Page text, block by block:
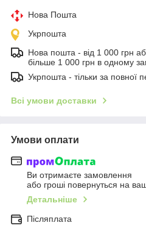
Нова Пошта
Укрпошта
Нова пошта - від 1 000 грн
більше 1 000 грн в одному
Укрпошта - тільки за повної
Всі умови доставки
Умови оплати
Ви отримаєте замовлення
або гроші повернуться на
Детальніше
Післяплата